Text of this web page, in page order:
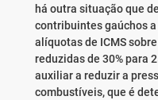
há outra situação que
contribuintes gaúchos
alíquotas de ICMS
reduzidas de 30% para
auxiliar a reduzir a
combustíveis, que é